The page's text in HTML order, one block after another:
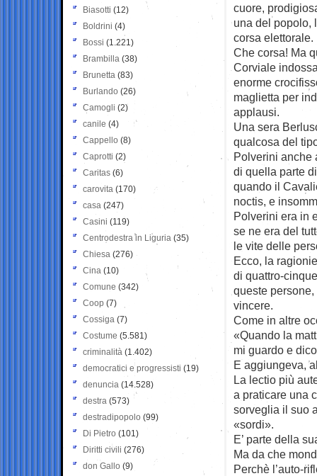
cuore,
una del popolo,
corsa elettorale.
Che corsa! Ma
Corviale
enorme
maglietta per
applausi.
Una sera
qualcosa del
Polverini anche
di quella parte
quando il
noctis, e
Polverini era in
se ne era del
le vite delle
Ecco, la
di quattro-
queste
vincere.
Come in altre
«Quando la
mi guardo e
E aggiungeva,
La lectio più
a praticare una
sorveglia il suo
«sordi».
E’ parte della
Ma da che
Perchè l’auto-
Biasotti (12)
Boldrini (4)
Bossi (1.221)
Brambilla (38)
Brunetta (83)
Burlando (26)
Camogli (2)
canile (4)
Cappello (8)
Caprotti (2)
Caritas (6)
carovita (170)
casa (247)
Casini (119)
Centrodestra in Liguria (35)
Chiesa (276)
Cina (10)
Comune (342)
Coop (7)
Cossiga (7)
Costume (5.581)
criminalità (1.402)
democratici e progressisti (19)
denuncia (14.528)
destra (573)
destradipopolo (99)
Di Pietro (101)
Diritti civili (276)
don Gallo (9)